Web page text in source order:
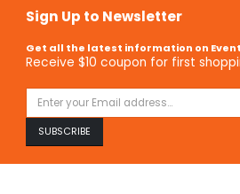
Sign Up to Newsletter
Get all the latest information on
Receive $10 coupon for first